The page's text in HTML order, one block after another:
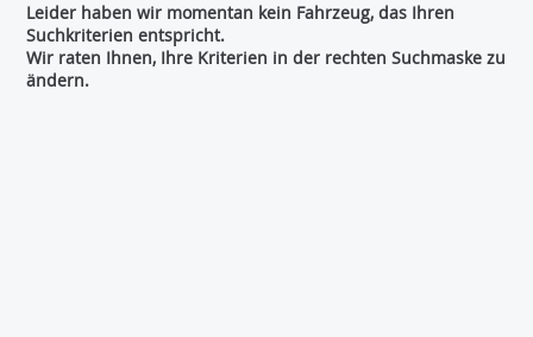
Leider haben wir momentan kein Fahrzeug, das Ihren
Suchkriterien entspricht.
Wir raten Ihnen, Ihre Kriterien in der rechten Suchmaske zu
ändern.